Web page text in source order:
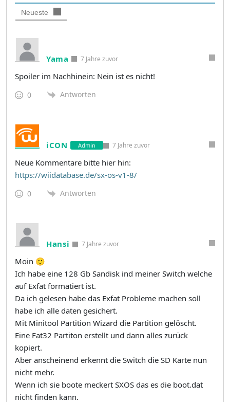
Neueste
Yama 7 Jahre zuvor
Spoiler im Nachhinein: Nein ist es nicht!
0 Antworten
iCON Admin 7 Jahre zuvor
Neue Kommentare bitte hier hin:
https://wiidatabase.de/sx-os-v1-8/
0 Antworten
Hansi 7 Jahre zuvor
Moin 🙂
Ich habe eine 128 Gb Sandisk ind meiner Switch welche
auf Exfat formatiert ist.
Da ich gelesen habe das Exfat Probleme machen soll
habe ich alle daten gesichert.
Mit Minitool Partition Wizard die Partition gelöscht.
Eine Fat32 Partiton erstellt und dann alles zurück
kopiert.
Aber anscheinend erkennt die Switch die SD Karte nun
nicht mehr.
Wenn ich sie boote meckert SXOS das es die boot.dat
nicht finden kann.